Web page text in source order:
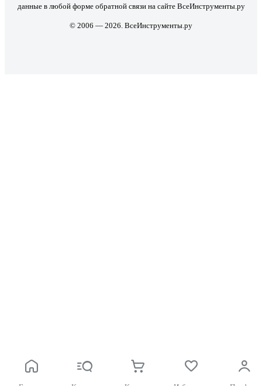
данные в любой форме обратной связи на сайте ВсеИнструменты.ру
© 2006 — 2026. ВсеИнструменты.ру